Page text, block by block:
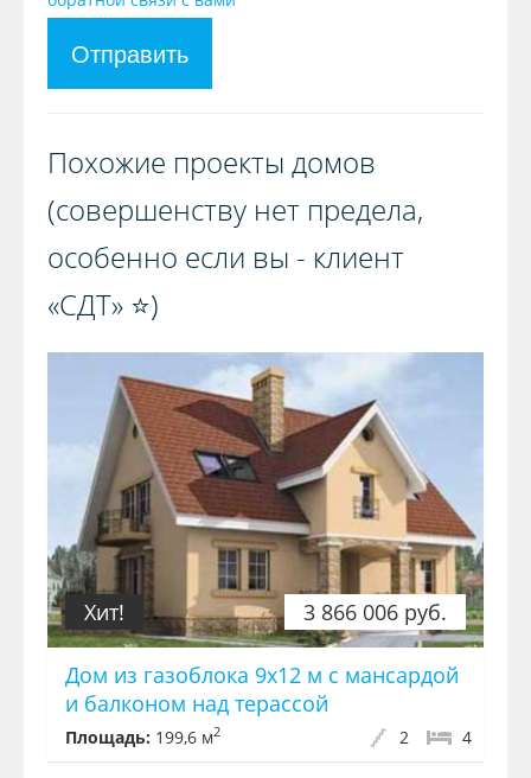
Отправить
Похожие проекты домов
(совершенству нет предела,
особенно если вы - клиент
«СДТ» ⭐️)️
3 866 006 руб.
Хит!
Дом из газоблока 9х12 м с мансардой
и балконом над терассой
Площадь: 199,6 м2 4
2